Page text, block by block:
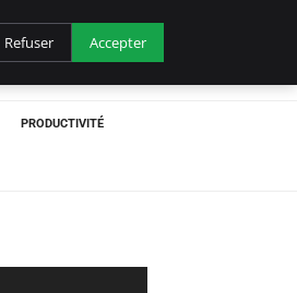
PRODUCTIVITÉ
Refuser Accepter